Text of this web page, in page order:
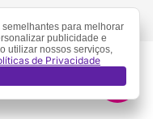
para melhorar
publicidade e
utilizar nossos serviços,
de Privacidade